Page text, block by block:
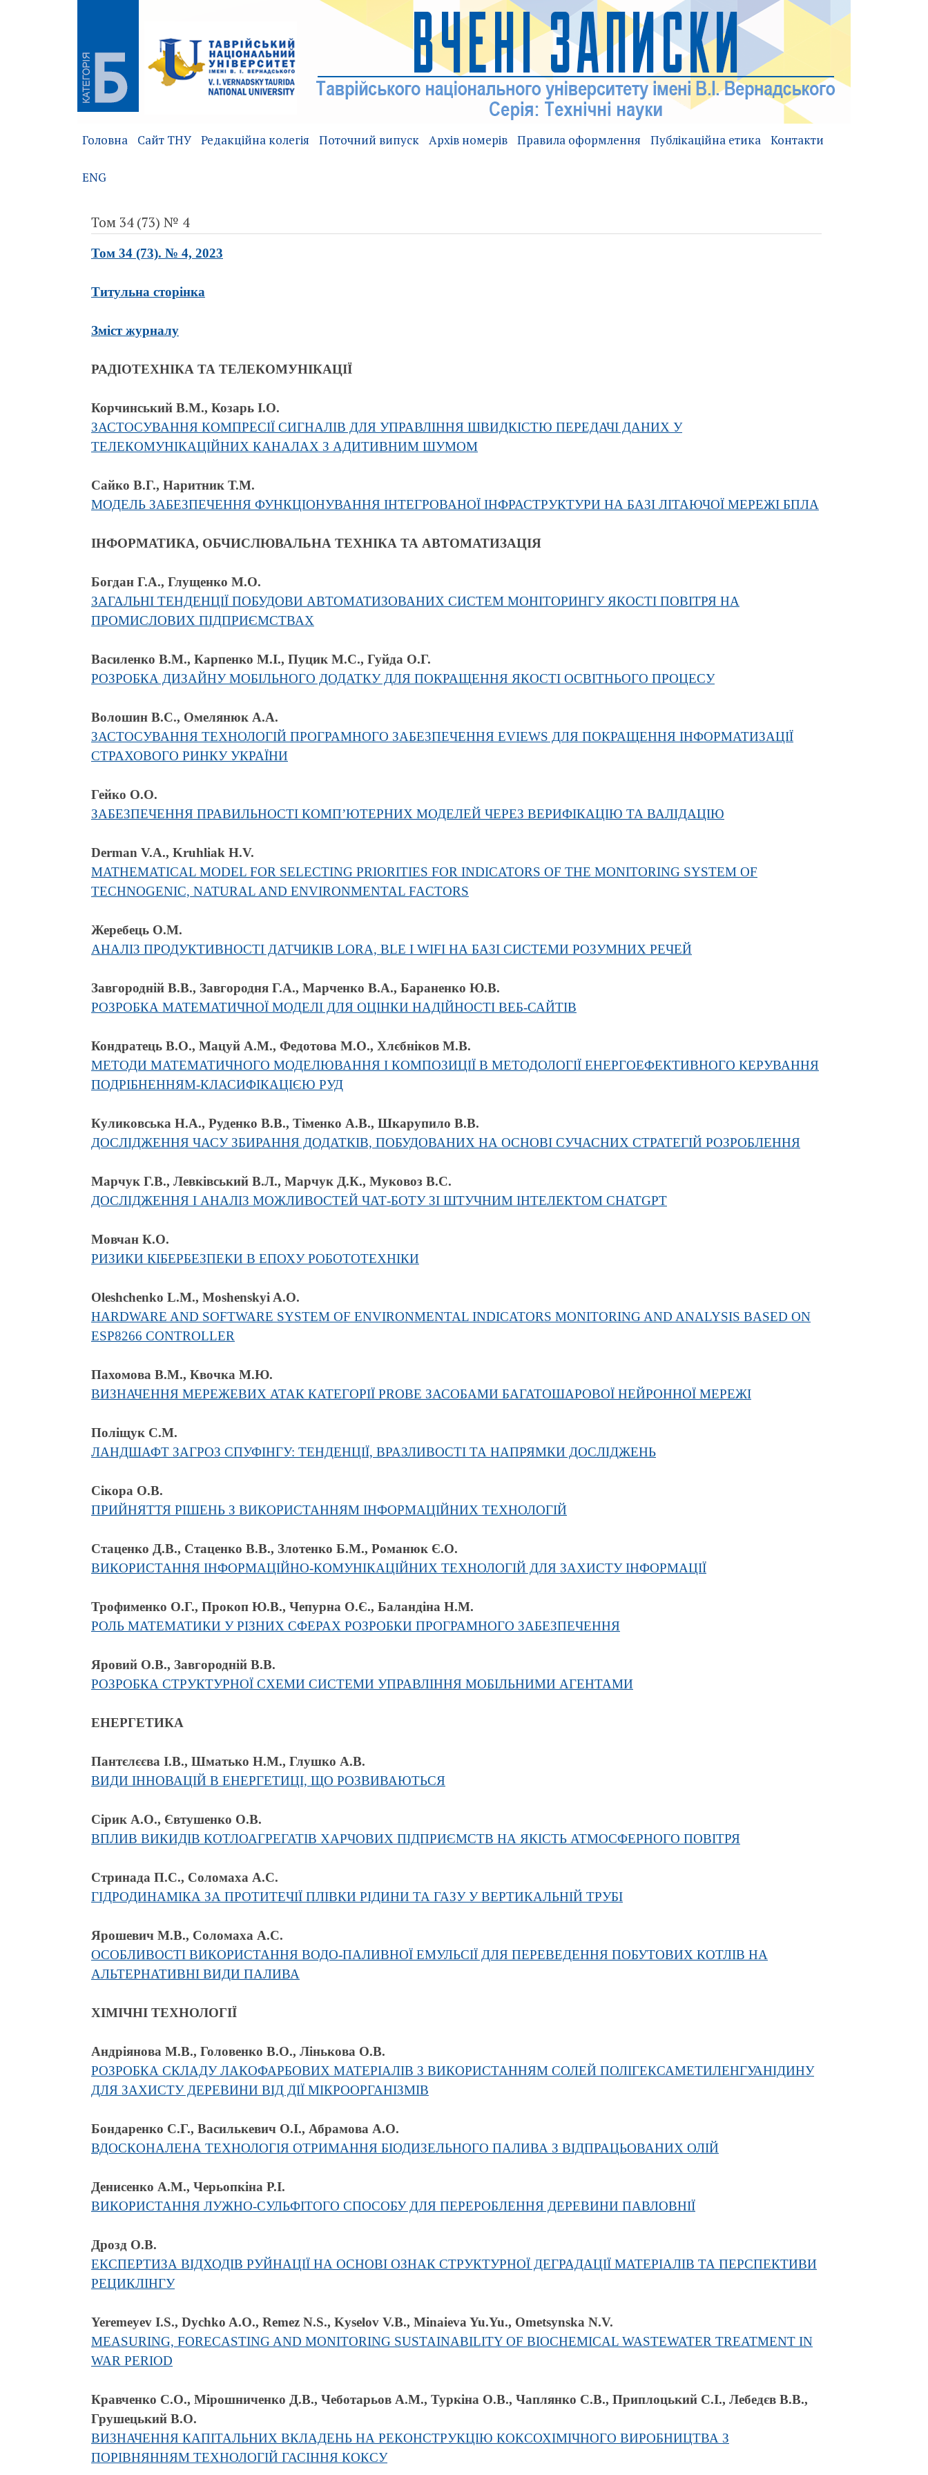
Головна Сайт ТНУ Редакційна колегія Поточний випуск Архів номерів Правила оформлення Публікаційна етика Контакти
ENG
Том 34 (73) № 4
Том 34 (73). № 4, 2023
Титульна сторінка
Зміст журналу
РАДІОТЕХНІКА ТА ТЕЛЕКОМУНІКАЦІЇ
Корчинський В.М., Козарь І.О.
ЗАСТОСУВАННЯ КОМПРЕСІЇ СИГНАЛІВ ДЛЯ УПРАВЛІННЯ ШВИДКІСТЮ ПЕРЕДАЧІ ДАНИХ У
ТЕЛЕКОМУНІКАЦІЙНИХ КАНАЛАХ З АДИТИВНИМ ШУМОМ
Сайко В.Г., Наритник Т.М.
МОДЕЛЬ ЗАБЕЗПЕЧЕННЯ ФУНКЦІОНУВАННЯ ІНТЕГРОВАНОЇ ІНФРАСТРУКТУРИ НА БАЗІ ЛІТАЮЧОЇ МЕРЕЖІ БПЛА
ІНФОРМАТИКА, ОБЧИСЛЮВАЛЬНА ТЕХНІКА ТА АВТОМАТИЗАЦІЯ
Богдан Г.А., Глущенко М.О.
ЗАГАЛЬНІ ТЕНДЕНЦІЇ ПОБУДОВИ АВТОМАТИЗОВАНИХ СИСТЕМ МОНІТОРИНГУ ЯКОСТІ ПОВІТРЯ НА
ПРОМИСЛОВИХ ПІДПРИЄМСТВАХ
Василенко В.М., Карпенко М.І., Пуцик М.С., Гуйда О.Г.
РОЗРОБКА ДИЗАЙНУ МОБІЛЬНОГО ДОДАТКУ ДЛЯ ПОКРАЩЕННЯ ЯКОСТІ ОСВІТНЬОГО ПРОЦЕСУ
Волошин В.С., Омелянюк А.А.
ЗАСТОСУВАННЯ ТЕХНОЛОГІЙ ПРОГРАМНОГО ЗАБЕЗПЕЧЕННЯ EVIEWS ДЛЯ ПОКРАЩЕННЯ ІНФОРМАТИЗАЦІЇ
СТРАХОВОГО РИНКУ УКРАЇНИ
Гейко О.О.
ЗАБЕЗПЕЧЕННЯ ПРАВИЛЬНОСТІ КОМП’ЮТЕРНИХ МОДЕЛЕЙ ЧЕРЕЗ ВЕРИФІКАЦІЮ ТА ВАЛІДАЦІЮ
Derman V.A., Kruhliak H.V.
MATHEMATICAL MODEL FOR SELECTING PRIORITIES FOR INDICATORS OF THE MONITORING SYSTEM OF
TECHNOGENIC, NATURAL AND ENVIRONMENTAL FACTORS
Жеребець О.М.
АНАЛІЗ ПРОДУКТИВНОСТІ ДАТЧИКІВ LORA, BLE І WIFI НА БАЗІ СИСТЕМИ РОЗУМНИХ РЕЧЕЙ
Завгородній В.В., Завгородня Г.А., Марченко В.А., Бараненко Ю.В.
РОЗРОБКА МАТЕМАТИЧНОЇ МОДЕЛІ ДЛЯ ОЦІНКИ НАДІЙНОСТІ ВЕБ-САЙТІВ
Кондратець В.О., Мацуй А.М., Федотова М.О., Хлєбніков М.В.
МЕТОДИ МАТЕМАТИЧНОГО МОДЕЛЮВАННЯ І КОМПОЗИЦІЇ В МЕТОДОЛОГІЇ ЕНЕРГОЕФЕКТИВНОГО КЕРУВАННЯ
ПОДРІБНЕННЯМ-КЛАСИФІКАЦІЄЮ РУД
Куликовська Н.А., Руденко В.В., Тіменко А.В., Шкарупило В.В.
ДОСЛІДЖЕННЯ ЧАСУ ЗБИРАННЯ ДОДАТКІВ, ПОБУДОВАНИХ НА ОСНОВІ СУЧАСНИХ СТРАТЕГІЙ РОЗРОБЛЕННЯ
Марчук Г.В., Левківський В.Л., Марчук Д.К., Муковоз В.C.
ДОСЛІДЖЕННЯ І АНАЛІЗ МОЖЛИВОСТЕЙ ЧАТ-БОТУ ЗІ ШТУЧНИМ ІНТЕЛЕКТОМ CHATGPT
Мовчан К.О.
РИЗИКИ КІБЕРБЕЗПЕКИ В ЕПОХУ РОБОТОТЕХНІКИ
Oleshchenko L.M., Moshenskyi A.O.
HARDWARE AND SOFTWARE SYSTEM OF ENVIRONMENTAL INDICATORS MONITORING AND ANALYSIS BASED ON
ESP8266 CONTROLLER
Пахомова В.М., Квочка М.Ю.
ВИЗНАЧЕННЯ МЕРЕЖЕВИХ АТАК КАТЕГОРІЇ PROBE ЗАСОБАМИ БАГАТОШАРОВОЇ НЕЙРОННОЇ МЕРЕЖІ
Поліщук С.М.
ЛАНДШАФТ ЗАГРОЗ СПУФІНГУ: ТЕНДЕНЦІЇ, ВРАЗЛИВОСТІ ТА НАПРЯМКИ ДОСЛІДЖЕНЬ
Сікора О.В.
ПРИЙНЯТТЯ РІШЕНЬ З ВИКОРИСТАННЯМ ІНФОРМАЦІЙНИХ ТЕХНОЛОГІЙ
Стаценко Д.В., Стаценко В.В., Злотенко Б.М., Романюк Є.О.
ВИКОРИСТАННЯ ІНФОРМАЦІЙНО-КОМУНІКАЦІЙНИХ ТЕХНОЛОГІЙ ДЛЯ ЗАХИСТУ ІНФОРМАЦІЇ
Трофименко О.Г., Прокоп Ю.В., Чепурна О.Є., Баландіна Н.М.
РОЛЬ МАТЕМАТИКИ У РІЗНИХ СФЕРАХ РОЗРОБКИ ПРОГРАМНОГО ЗАБЕЗПЕЧЕННЯ
Яровий О.В., Завгородній В.В.
РОЗРОБКА СТРУКТУРНОЇ СХЕМИ СИСТЕМИ УПРАВЛІННЯ МОБІЛЬНИМИ АГЕНТАМИ
ЕНЕРГЕТИКА
Пантєлєєва І.В., Шматько Н.М., Глушко А.В.
ВИДИ ІННОВАЦІЙ В ЕНЕРГЕТИЦІ, ЩО РОЗВИВАЮТЬСЯ
Сірик А.О., Євтушенко О.В.
ВПЛИВ ВИКИДІВ КОТЛОАГРЕГАТІВ ХАРЧОВИХ ПІДПРИЄМСТВ НА ЯКІСТЬ АТМОСФЕРНОГО ПОВІТРЯ
Стринада П.С., Соломаха А.С.
ГІДРОДИНАМІКА ЗА ПРОТИТЕЧІЇ ПЛІВКИ РІДИНИ ТА ГАЗУ У ВЕРТИКАЛЬНІЙ ТРУБІ
Ярошевич М.В., Соломаха А.С.
ОСОБЛИВОСТІ ВИКОРИСТАННЯ ВОДО-ПАЛИВНОЇ ЕМУЛЬСІЇ ДЛЯ ПЕРЕВЕДЕННЯ ПОБУТОВИХ КОТЛІВ НА
АЛЬТЕРНАТИВНІ ВИДИ ПАЛИВА
ХІМІЧНІ ТЕХНОЛОГІЇ
Андріянова М.В., Головенко В.О., Лінькова О.В.
РОЗРОБКА СКЛАДУ ЛАКОФАРБОВИХ МАТЕРІАЛІВ З ВИКОРИСТАННЯМ СОЛЕЙ ПОЛІГЕКСАМЕТИЛЕНГУАНІДИНУ
ДЛЯ ЗАХИСТУ ДЕРЕВИНИ ВІД ДІЇ МІКРООРГАНІЗМІВ
Бондаренко С.Г., Василькевич О.І., Абрамова А.О.
ВДОСКОНАЛЕНА ТЕХНОЛОГІЯ ОТРИМАННЯ БІОДИЗЕЛЬНОГО ПАЛИВА З ВІДПРАЦЬОВАНИХ ОЛІЙ
Денисенко А.М., Черьопкіна Р.І.
ВИКОРИСТАННЯ ЛУЖНО-СУЛЬФІТОГО СПОСОБУ ДЛЯ ПЕРЕРОБЛЕННЯ ДЕРЕВИНИ ПАВЛОВНІЇ
Дрозд О.В.
ЕКСПЕРТИЗА ВІДХОДІВ РУЙНАЦІЇ НА ОСНОВІ ОЗНАК СТРУКТУРНОЇ ДЕГРАДАЦІЇ МАТЕРІАЛІВ ТА ПЕРСПЕКТИВИ
РЕЦИКЛІНГУ
Yeremeyev I.S., Dychko A.O., Remez N.S., Kyselov V.B., Minaieva Yu.Yu., Ometsynska N.V.
MEASURING, FORECASTING AND MONITORING SUSTAINABILITY OF BIOCHEMICAL WASTEWATER TREATMENT IN
WAR PERIOD
Кравченко C.О., Мірошниченко Д.В., Чеботарьов А.М., Туркіна О.В., Чаплянко С.В., Приплоцький С.І., Лебедєв В.В.,
Грушецький В.О.
ВИЗНАЧЕННЯ КАПІТАЛЬНИХ ВКЛАДЕНЬ НА РЕКОНСТРУКЦІЮ КОКСОХІМІЧНОГО ВИРОБНИЦТВА З
ПОРІВНЯННЯМ ТЕХНОЛОГІЙ ГАСІННЯ КОКСУ